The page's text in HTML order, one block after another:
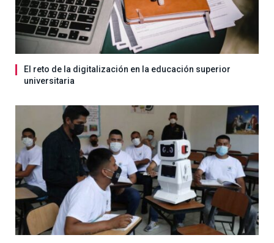
El reto de la digitalización en la educación superior
universitaria